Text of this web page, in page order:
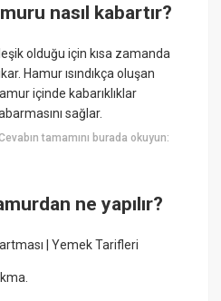
nasıl kabartır?
olduğu için kısa zamanda
Hamur ısındıkça oluşan
içinde kabarıklıklar
sağlar.
tamamını burada okuyun:
ne yapılır?
| Yemek Tarifleri